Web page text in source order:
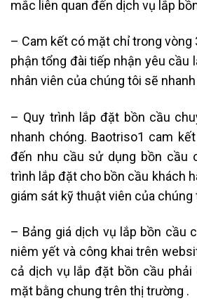
mắc liên quan đến dịch vụ lắp
– Cam kết có mặt chỉ trong vòng
phận tổng đài tiếp nhận yêu cầu
nhân viên của chúng tôi sẽ
– Quy trình lắp đặt bồn cầu
nhanh chóng. Baotriso1 cam
đến nhu cầu sử dụng bồn cầu
trình lắp đặt cho bồn cầu khách
giám sát kỹ thuật viên của chúng
– Bảng giá dịch vụ lắp bồn cầu
niêm yết và công khai trên
cả dịch vụ lắp đặt bồn cầu phải
mặt bằng chung trên thị trường .